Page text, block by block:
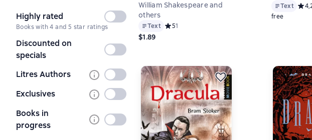
Highly rated
Not
selected
Books with 4 and 5 star ratings
Discounted on
specials
Not
Litres Authors
Not
selected
Exclusives
Not
Books in
progress
Not
William Shakespeare and
others
Text Средний рейтинг 5 на основе 1 оценок
51
$1.89
Text
free